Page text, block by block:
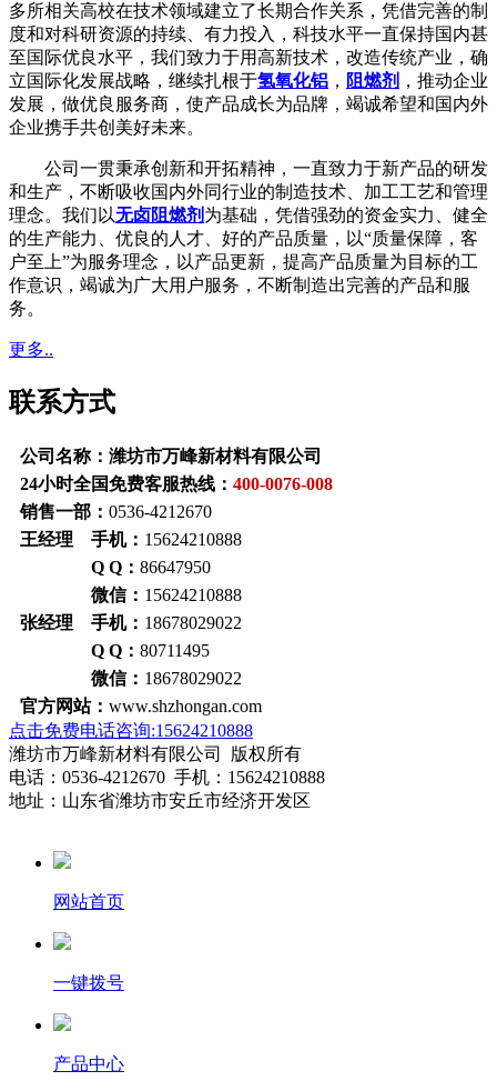
多所相关高校在技术领域建立了长期合作关系，凭借完善的制
度和对科研资源的持续、有力投入，科技水平一直保持国内甚
至国际优良水平，我们致力于用高新技术，改造传统产业，确
立国际化发展战略，继续扎根于氢氧化铝 ， 阻燃剂 ，推动企业
发展，做优良服务商，使产品成长为品牌，竭诚希望和国内外
企业携手共创美好未来。
公司一贯秉承创新和开拓精神，一直致力于新产品的研发
和生产，不断吸收国内外同行业的制造技术、加工工艺和管理
理念。我们以无卤阻燃剂 为基础，凭借强劲的资金实力、健全
的生产能力、优良的人才、好的产品质量，以“质量保障，客
户至上”为服务理念，以产品更新，提高产品质量为目标的工
作意识，竭诚为广大用户服务，不断制造出完善的产品和服
务。
更多..
联系方式
公司名称：潍坊市万峰新材料有限公司
24小时全国免费客服热线： 400-0076-008
销售一部： 0536-4212670
王经理 手机： 15624210888
Q Q： 86647950
微信： 15624210888
张经理 手机： 18678029022
Q Q： 80711495
微信： 18678029022
官方网站： www.shzhongan.com
点击免费电话咨询:15624210888
潍坊市万峰新材料有限公司 版权所有
电话：0536-4212670 手机：15624210888
地址：山东省潍坊市安丘市经济开发区
网站首页
一键拨号
产品中心